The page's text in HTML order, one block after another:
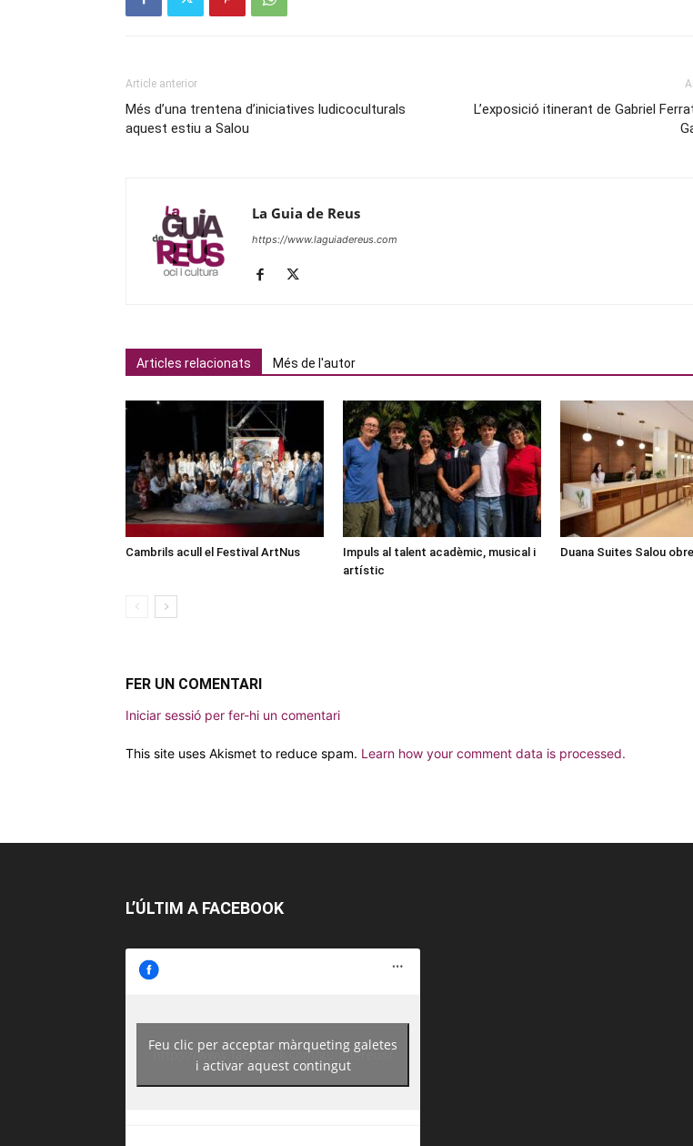
Article anterior
Més d’una trentena d’iniciatives ludicoculturals
aquest estiu a Salou
L’exposició itinerant de Gabriel
La Guia de Reus
https://www.laguiadereus.com
Articles relacionats Més de l'autor
Cambrils acull el Festival ArtNus
Impuls al talent acadèmic, musical i
artístic
Duana Suites Salou
FER UN COMENTARI
Iniciar sessió per fer-hi un comentari
This site uses Akismet to reduce spam. Learn how your comment data is processed.
L’ÚLTIM A FACEBOOK
https://www.facebook.com/guiadereus/
Feu clic per acceptar màrqueting galetes
i activar aquest contingut